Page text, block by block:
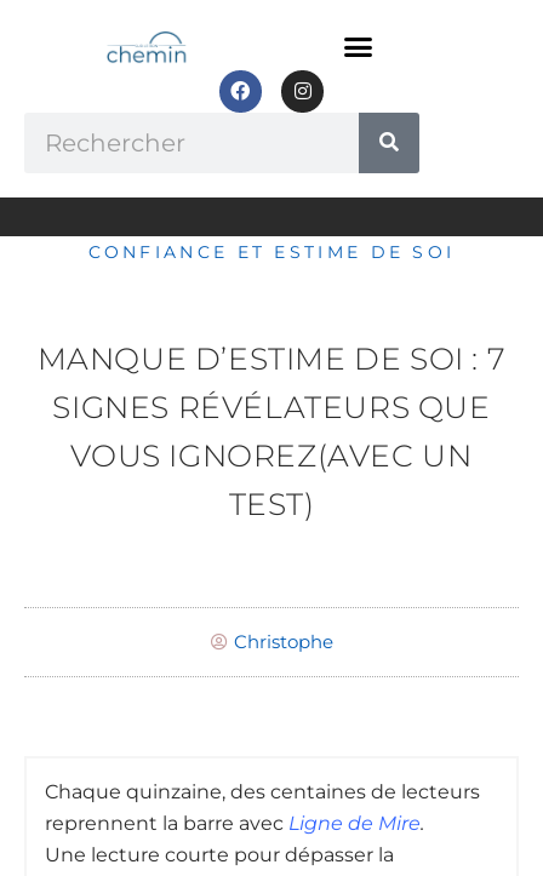
F
a
c
o
I
n
s
r
m
CONFIANCE ET ESTIME DE SOI
MANQUE D’ESTIME DE SOI : 7
SIGNES RÉVÉLATEURS QUE
VOUS IGNOREZ(AVEC UN
TEST)
Christophe
Chaque quinzaine, des centaines de lecteurs
reprennent la barre avec Ligne de Mire.
Une lecture courte pour dépasser la